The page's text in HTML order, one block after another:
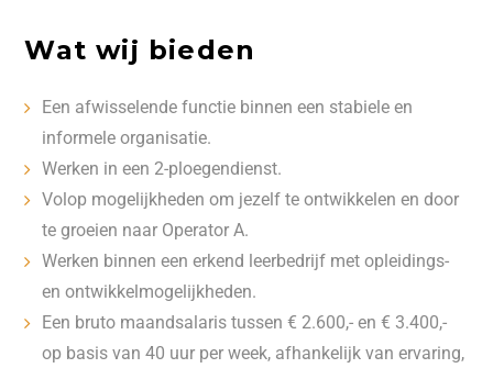
Wat wij bieden
Een afwisselende functie binnen een stabiele en
informele organisatie.
Werken in een 2-ploegendienst.
Volop mogelijkheden om jezelf te ontwikkelen en door
te groeien naar Operator A.
Werken binnen een erkend leerbedrijf met opleidings-
en ontwikkelmogelijkheden.
Een bruto maandsalaris tussen € 2.600,- en € 3.400,-
op basis van 40 uur per week, afhankelijk van ervaring,